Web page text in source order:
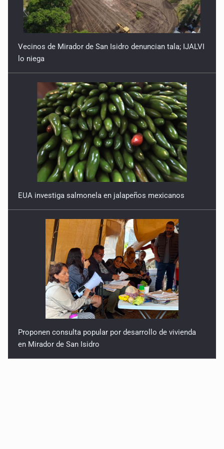
10 de Febrero de 2026
Vecinos de Mirador de San Isidro denuncian tala; IJALVI
lo niega
EUA investiga salmonela en jalapeños mexicanos
Proponen consulta popular por desarrollo de vivienda
en Mirador de San Isidro